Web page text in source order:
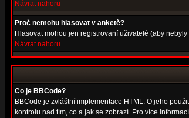
Návrat nahoru
Proč nemohu hlasovat v anketě?
Hlasovat mohou jen registrovaní uživatelé (aby
Návrat nahoru
Co je BBCode?
BBCode je zvláštní implementace HTML. O jeho
kontrolu nad tím, co a jak se zobrazí. Pro více